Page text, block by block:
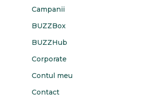
Campanii
BUZZBox
BUZZHub
Corporate
Contul meu
Contact